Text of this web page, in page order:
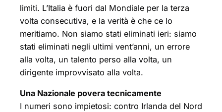
limiti. L’Italia è fuori dal Mondiale per la terza
volta consecutiva, e la verità è che ce lo
meritiamo. Non siamo stati eliminati ieri: siamo
stati eliminati negli ultimi vent’anni, un errore
alla volta, un talento perso alla volta, un
dirigente improvvisato alla volta.
Una Nazionale povera tecnicamente
I numeri sono impietosi: contro Irlanda del Nord